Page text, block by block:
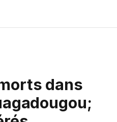
dans